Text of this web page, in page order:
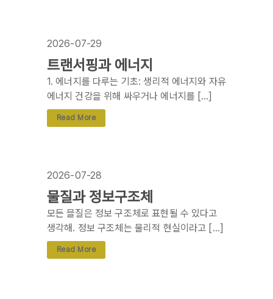
2026-07-29
트랜서핑과 에너지
1. 에너지를 다루는 기초: 생리적 에너지와 자유
에너지 건강을 위해 싸우거나 에너지를 […]
Read More
2026-07-28
물질과 정보구조체
모든 믈질은 정보 구조체로 표현될 수 있다고
생각해. 정보 구조체는 물리적 현실이라고 […]
Read More